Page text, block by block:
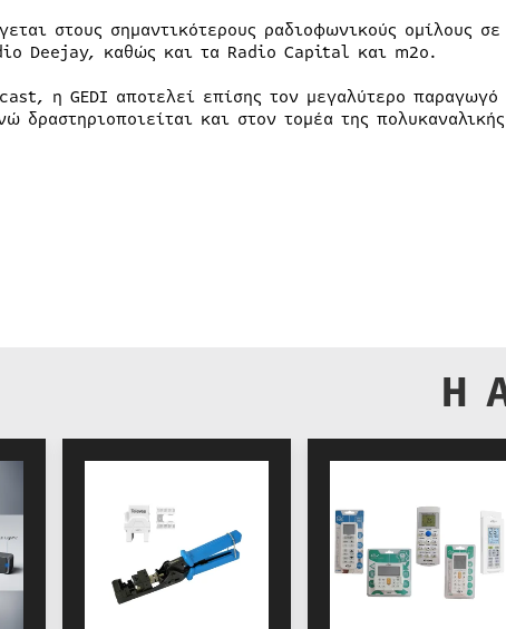
στους σημαντικότερους ραδιοφωνικούς ομίλους
Deejay, καθώς και τα Radio Capital και m2o.
η GEDI αποτελεί επίσης τον μεγαλύτερο παραγωγό
δραστηριοποιείται και στον τομέα της
Η